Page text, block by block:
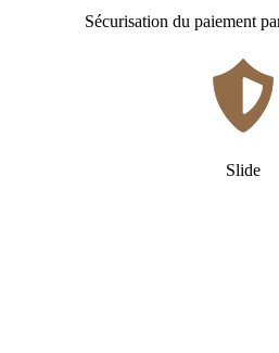
Sécurisation du paiement
Slide